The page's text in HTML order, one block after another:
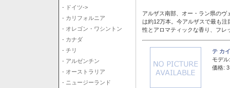
- ドイツ->
- カリフォルニア
- オレゴン・ワシントン
- カナダ
- チリ
- アルゼンチン
- オーストラリア
- ニュージーランド
アルザス南部、オー・ラン県の
は約12万本。今アルザスで最も
性とアロマティックな香り、フレ
テ カ
モデル:
価格: